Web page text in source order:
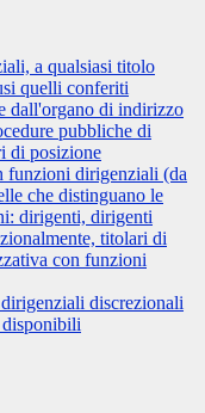
a qualsiasi titolo
quelli conferiti
dall'organo di indirizzo
pubbliche di
di posizione
funzioni dirigenziali (da
che distinguano le
dirigenti, dirigenti
titolari di
con funzioni
discrezionali